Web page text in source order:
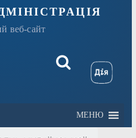
веб-сайт
МЕНЮ